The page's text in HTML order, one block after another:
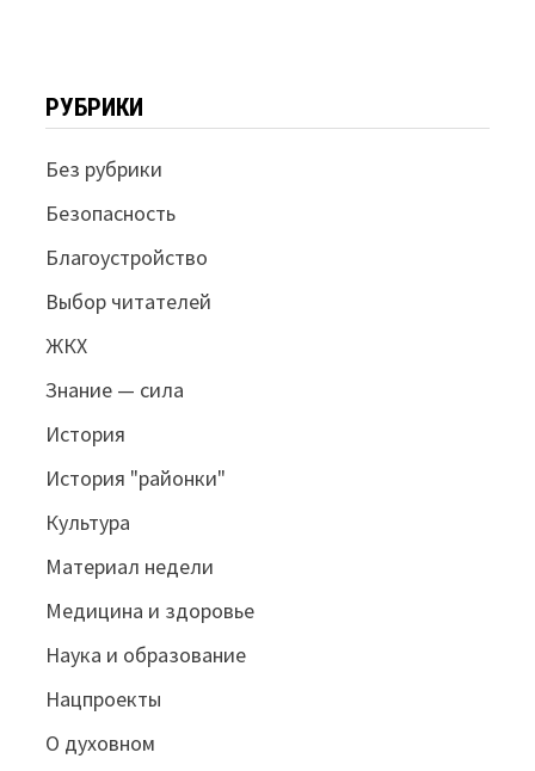
РУБРИКИ
Без рубрики
Безопасность
Благоустройство
Выбор читателей
ЖКХ
Знание — сила
История
История "районки"
Культура
Материал недели
Медицина и здоровье
Наука и образование
Нацпроекты
О духовном